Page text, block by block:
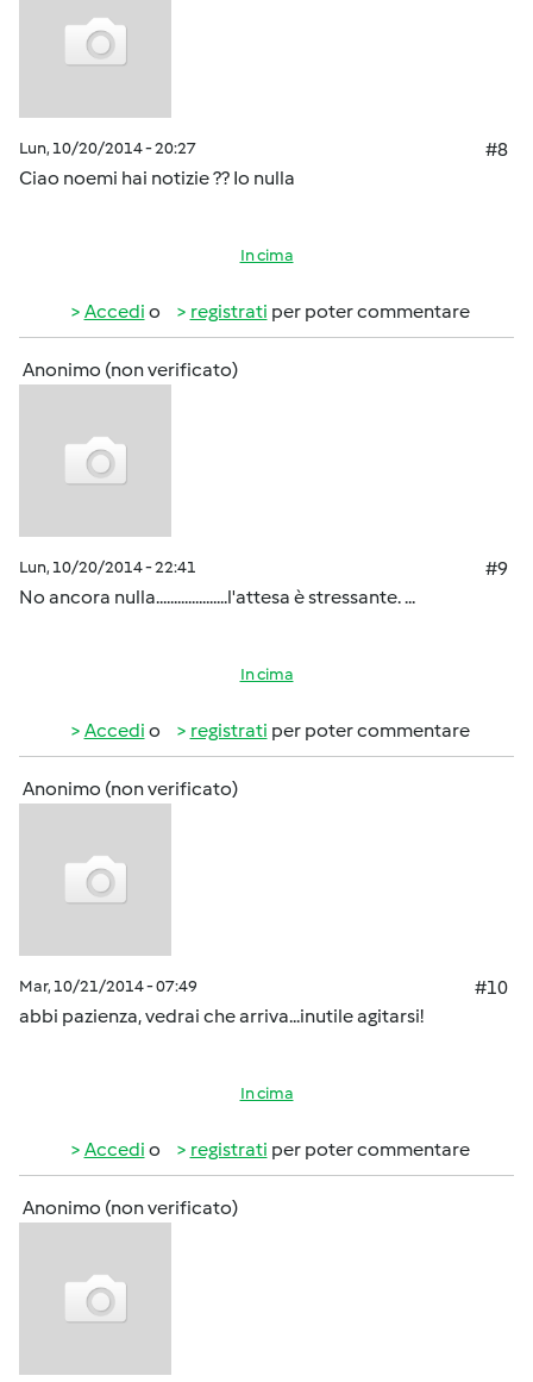
Lun, 10/20/2014 - 20:27
#8
Ciao noemi hai notizie ?? Io nulla
In cima
Accedi o registrati per poter commentare
Anonimo (non verificato)
Lun, 10/20/2014 - 22:41
#9
No ancora nulla....................l'attesa è stressante. ...
In cima
Accedi o registrati per poter commentare
Anonimo (non verificato)
Mar, 10/21/2014 - 07:49
#10
abbi pazienza, vedrai che arriva...inutile agitarsi!
In cima
Accedi o registrati per poter commentare
Anonimo (non verificato)